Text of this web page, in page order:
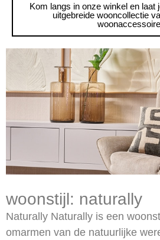
Kom langs in onze winkel en laat
uitgebreide wooncollectie
woonstijl: naturally
Naturally Naturally is een
omarmen van de natuurlijke